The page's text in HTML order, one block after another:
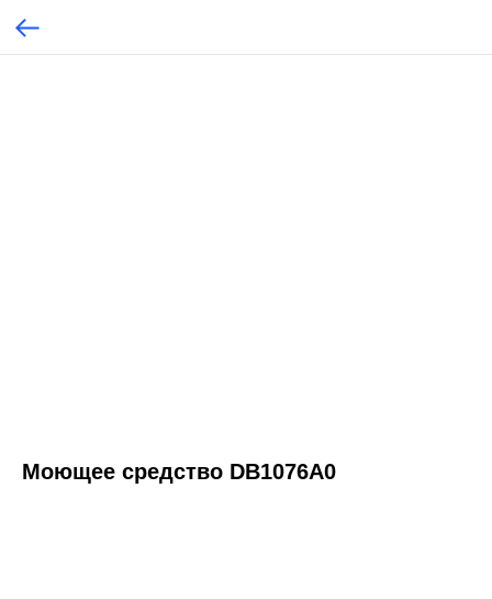
Моющее средство DB1076A0